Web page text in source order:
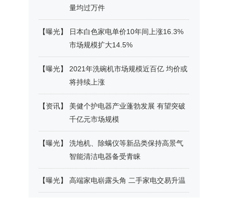
量均过万件
【曝光】
日本白色家电单价10年间上涨16.3%
市场规模扩大14.5%
【曝光】
2021年洗碗机市场规模近百亿 均价或
将持续上涨
【资讯】
美健个护电器产业蓬勃发展 有望突破
千亿元市场规模
【曝光】
洗地机、除螨仪等新品类保持高景气
智能清洁电器备受青睐
【曝光】 高端家电崭露头角 二手家电交易升温